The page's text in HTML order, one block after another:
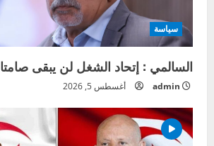
سياسة
السالمي : إتحاد الشغل لن يبقى صامتا
admin أغسطس 5, 2026